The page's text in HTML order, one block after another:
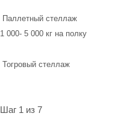
Паллетный стеллаж
1 000- 5 000 кг на полку
Тогровый стеллаж
Шаг 1 из 7